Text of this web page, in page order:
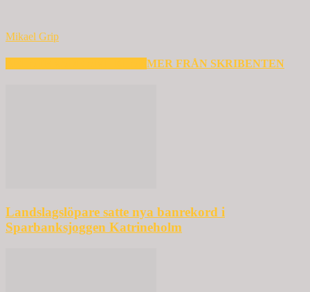
Mikael Grip
MER FRÅN SKRIBENTEN
Landslagslöpare satte nya banrekord i
Sparbanksjoggen Katrineholm